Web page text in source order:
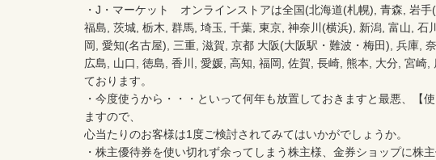
・J・マーケット　オンラインストアは全国(北海道(札幌), 青森, 岩
福島, 茨城, 栃木, 群馬, 埼玉, 千葉, 東京, 神奈川(横浜), 新潟, 富山, 石
岡, 愛知(名古屋), 三重, 滋賀, 京都 大阪(大阪駅・難波・梅田), 兵庫,
広島, 山口, 徳島, 香川, 愛媛, 高知, 福岡, 佐賀, 長崎, 熊本, 大分, 宮崎,
ております。
・今度使うから・・・といって何年も放置しておきますと最悪、【
ますので、
心当たりのお客様は1度ご検討されてみてはいかがでしょうか。
・株主優待券を使い切れず余ってしまう株主様、金券ショップに株